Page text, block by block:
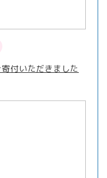
付いただきました